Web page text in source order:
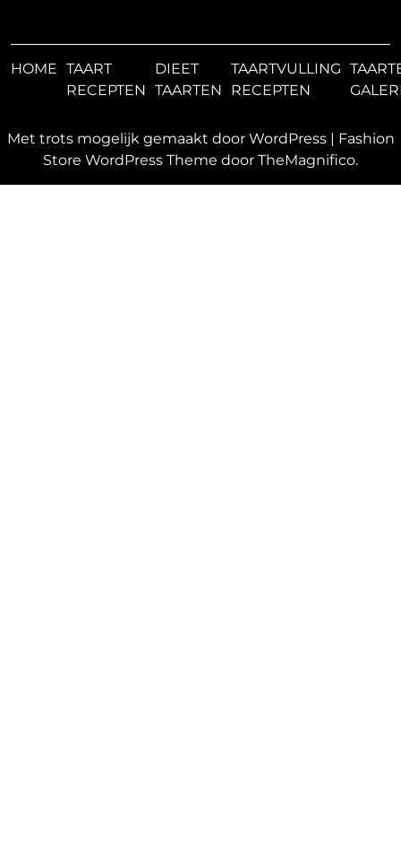
HOME TAART
RECEPTEN
DIEET
TAARTEN
TAARTVULLING
RECEPTEN
Met trots mogelijk gemaakt door WordPress | Fashion
Store WordPress Theme door TheMagnifico.